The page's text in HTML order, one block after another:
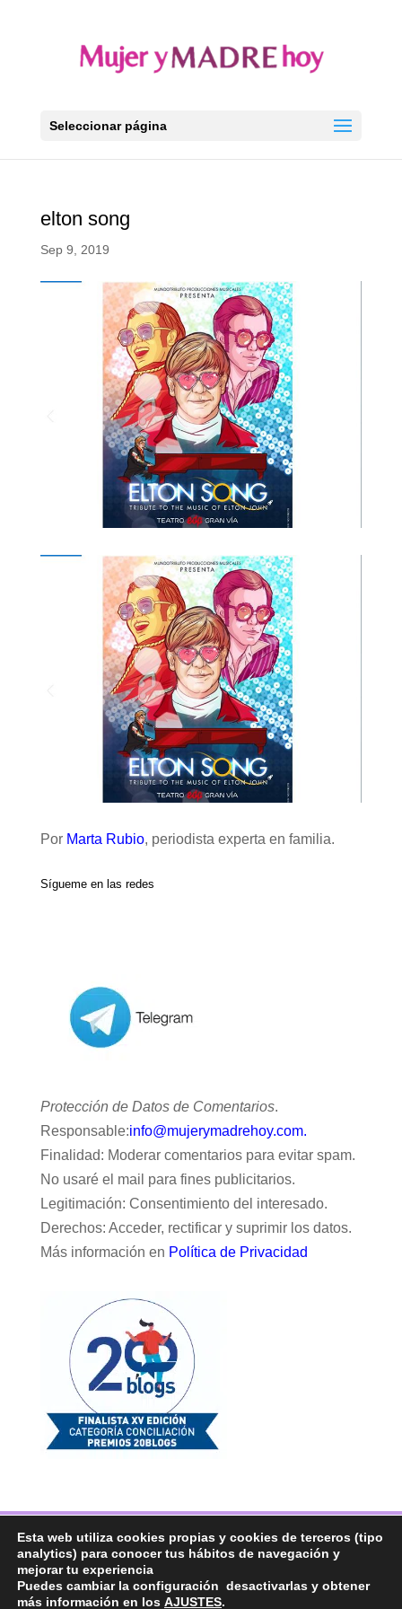
Seleccionar página
elton song
Sep 9, 2019
Por Marta Rubio, periodista experta en familia.
Sígueme en las redes
Protección de Datos de Comentarios.
Responsable:info@mujerymadrehoy.com.
Finalidad: Moderar comentarios para evitar spam.
No usaré el mail para fines publicitarios.
Legitimación: Consentimiento del interesado.
Derechos: Acceder, rectificar y suprimir los datos.
Más información en Política de Privacidad
Facebook Twitter Telegram
RSS
Instagram
Aviso legal Linkedin
Esta web utiliza cookies propias y cookies de terceros (tipo
analytics) para conocer tus hábitos de navegación y
mejorar tu experiencia
Puedes cambiar la configuración desactivarlas y obtener
más información en los AJUSTES.